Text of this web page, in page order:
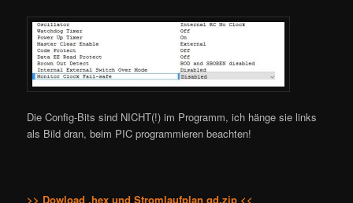
Die Config-Bits sind NICHT(!) im Programm, ich hänge sie links
als Bild dran, beim PIC programmieren beachten!
>> Dowload .hex und Stromlaufplan qd.zip <<